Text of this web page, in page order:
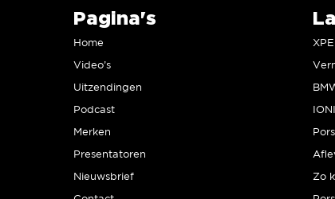
Pagina's
Home
Video’s
Uitzendingen
Podcast
Merken
Presentatoren
Nieuwsbrief Zo